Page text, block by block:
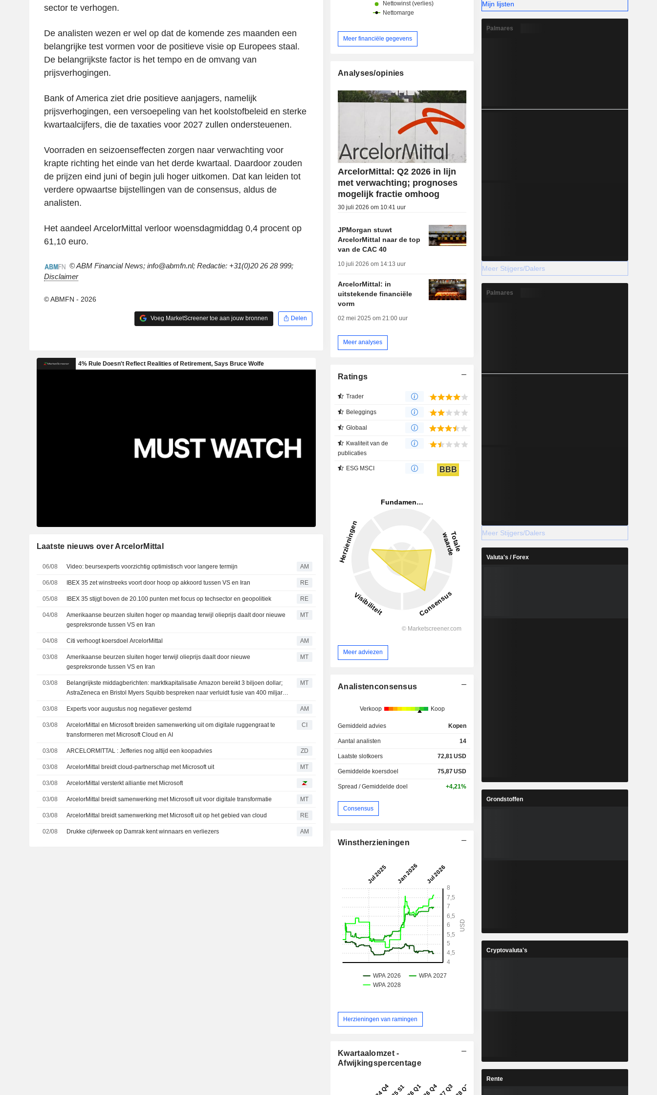
sector te verhogen.
De analisten wezen er wel op dat de komende zes maanden een
belangrijke test vormen voor de positieve visie op Europees staal.
De belangrijkste factor is het tempo en de omvang van
prijsverhogingen.
Bank of America ziet drie positieve aanjagers, namelijk
prijsverhogingen, een versoepeling van het koolstofbeleid en sterke
kwartaalcijfers, die de taxaties voor 2027 zullen ondersteuenen.
Voorraden en seizoenseffecten zorgen naar verwachting voor
krapte richting het einde van het derde kwartaal. Daardoor zouden
de prijzen eind juni of begin juli hoger uitkomen. Dat kan leiden tot
verdere opwaartse bijstellingen van de consensus, aldus de
analisten.
Het aandeel ArcelorMittal verloor woensdagmiddag 0,4 procent op
61,10 euro.
© ABM Financial News; info@abmfn.nl; Redactie: +31(0)20 26 28 999;
Disclaimer
© ABMFN - 2026
Voeg MarketScreener toe aan jouw bronnen Delen
Laatste nieuws over ArcelorMittal
06/08 Video: beursexperts voorzichtig optimistisch voor langere termijn AM
06/08 IBEX 35 zet winstreeks voort door hoop op akkoord tussen VS en Iran RE
05/08 IBEX 35 stijgt boven de 20.100 punten met focus op techsector en geopolitiek RE
04/08
Amerikaanse beurzen sluiten hoger op maandag terwijl olieprijs daalt door nieuwe
gespreksronde tussen VS en Iran
MT
04/08 Citi verhoogt koersdoel ArcelorMittal AM
03/08
Amerikaanse beurzen sluiten hoger terwijl olieprijs daalt door nieuwe
gespreksronde tussen VS en Iran
MT
03/08
Belangrijkste middagberichten: marktkapitalisatie Amazon bereikt 3 biljoen dollar;
AstraZeneca en Bristol Myers Squibb bespreken naar verluidt fusie van 400 miljard
MT
03/08 Experts voor augustus nog negatiever gestemd AM
03/08
ArcelorMittal en Microsoft breiden samenwerking uit om digitale ruggengraat te
transformeren met Microsoft Cloud en AI
CI
03/08 ARCELORMITTAL : Jefferies nog altijd een koopadvies ZD
03/08 ArcelorMittal breidt cloud-partnerschap met Microsoft uit MT
03/08 ArcelorMittal versterkt alliantie met Microsoft
03/08 ArcelorMittal breidt samenwerking met Microsoft uit voor digitale transformatie MT
03/08 ArcelorMittal breidt samenwerking met Microsoft uit op het gebied van cloud RE
02/08 Drukke cijferweek op Damrak kent winnaars en verliezers AM
Meer financiële gegevens
Analyses/opinies
ArcelorMittal: Q2 2026 in lijn
met verwachting; prognoses
mogelijk fractie omhoog
30 juli 2026 om 10:41 uur
JPMorgan stuwt
ArcelorMittal naar de top
van de CAC 40
10 juli 2026 om 14:13 uur
ArcelorMittal: in
uitstekende financiële
vorm
02 mei 2025 om 21:00 uur
Meer analyses
Ratings
Trader
Beleggings
Globaal
Kwaliteit van de
publicaties
ESG MSCI BBB
Meer adviezen
Analistenconsensus
Verkoop Koop
Gemiddeld advies Kopen
Aantal analisten 14
Laatste slotkoers 72,81USD
Gemiddelde koersdoel 75,87USD
Spread / Gemiddelde doel +4,21%
Consensus
Winstherzieningen
Herzieningen van ramingen
Kwartaalomzet -
Afwijkingspercentage
Mijn lijsten
Palmares
Meer Stijgers/Dalers
Palmares
Meer Stijgers/Dalers
Valuta's / Forex
Grondstoffen
Cryptovaluta's
Rente